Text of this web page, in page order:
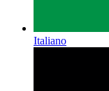
Italiano